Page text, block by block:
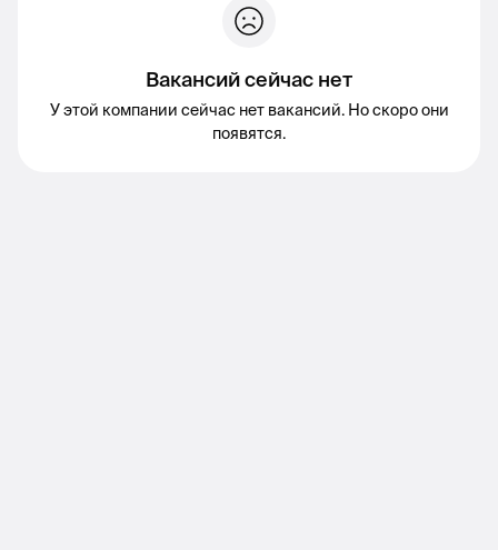
Вакансий сейчас нет
У этой компании сейчас нет вакансий. Но скоро они
появятся.